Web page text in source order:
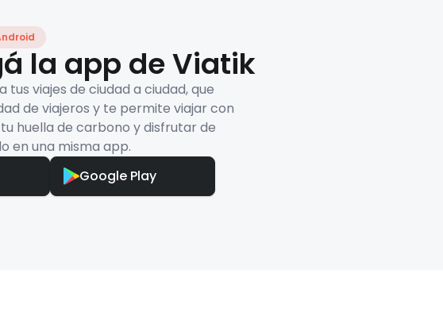
la app de Viatik
viajes de ciudad a ciudad, que
de viajeros y te permite viajar con
huella de carbono y disfrutar de
en una misma app.
Google Play